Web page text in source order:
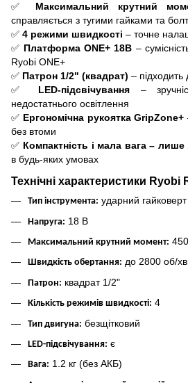
✅
Максимальний крутний
справляється з тугими гайками та
✅ 4 режими швидкості – точне
✅ Платформа ONE+ 18В –
Ryobi ONE+
✅ Патрон 1/2" (квадрат) – підходить
✅
LED-підсвічування –
недостатнього освітлення
✅ Ергономічна рукоятка GripZone+
без втоми
✅ Компактність і мала вага – лише
в будь-яких умовах
Технічні характеристики Ryobi
Тип інструмента: ударний гайковерт
Напруга: 18 В
Максимальний крутний момент:
Швидкість обертання: до 2800 об/хв
Патрон: квадрат 1/2"
Кількість режимів швидкості: 4
Тип двигуна: безщітковий
LED-підсвічування: є
Вага: 1.2 кг (без АКБ)